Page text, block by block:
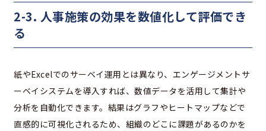
2-3. 人事施策の効果を数値化して評価でき
る
紙やExcelでのサーベイ運用とは異なり、エンゲージメントサ
ーベイシステムを導入すれば、数値データを活用して集計や
分析を自動化できます。結果はグラフやヒートマップなどで
直感的に可視化されるため、組織のどこに課題があるのかを